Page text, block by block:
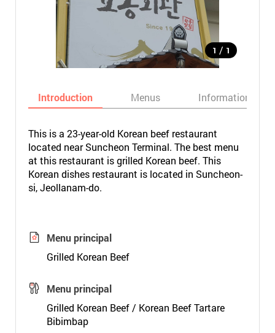
1 / 1
Introduction Menus Informations
This is a 23-year-old Korean beef restaurant
located near Suncheon Terminal. The best menu
at this restaurant is grilled Korean beef. This
Korean dishes restaurant is located in Suncheon-
si, Jeollanam-do.
Menu principal
Grilled Korean Beef
Menu principal
Grilled Korean Beef / Korean Beef Tartare
Bibimbap